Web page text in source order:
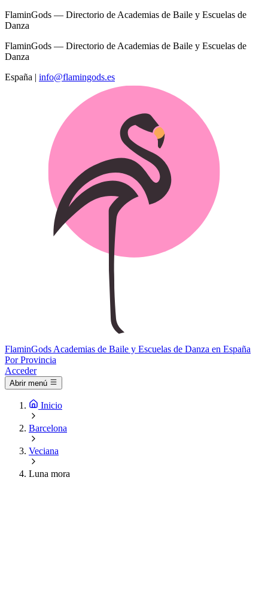
FlaminGods — Directorio de Academias de Baile y Escuelas de
Danza
FlaminGods — Directorio de Academias de Baile y Escuelas de
Danza
España | info@flamingods.es
FlaminGods Academias de Baile y Escuelas de Danza en España
Por Provincia
Acceder
Abrir menú
Inicio
Barcelona
Veciana
Luna mora